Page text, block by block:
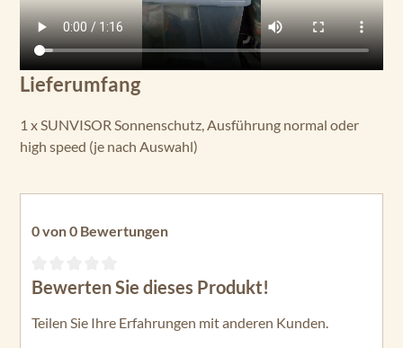
Lieferumfang
1 x SUNVISOR Sonnenschutz, Ausführung normal oder
high speed (je nach Auswahl)
0 von 0 Bewertungen
Durchschnittliche Bewertung von 0 von 5 Sternen
Bewerten Sie dieses Produkt!
Teilen Sie Ihre Erfahrungen mit anderen Kunden.